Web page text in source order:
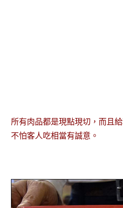
所有肉品都是現點現切，而且
不怕客人吃相當有誠意。